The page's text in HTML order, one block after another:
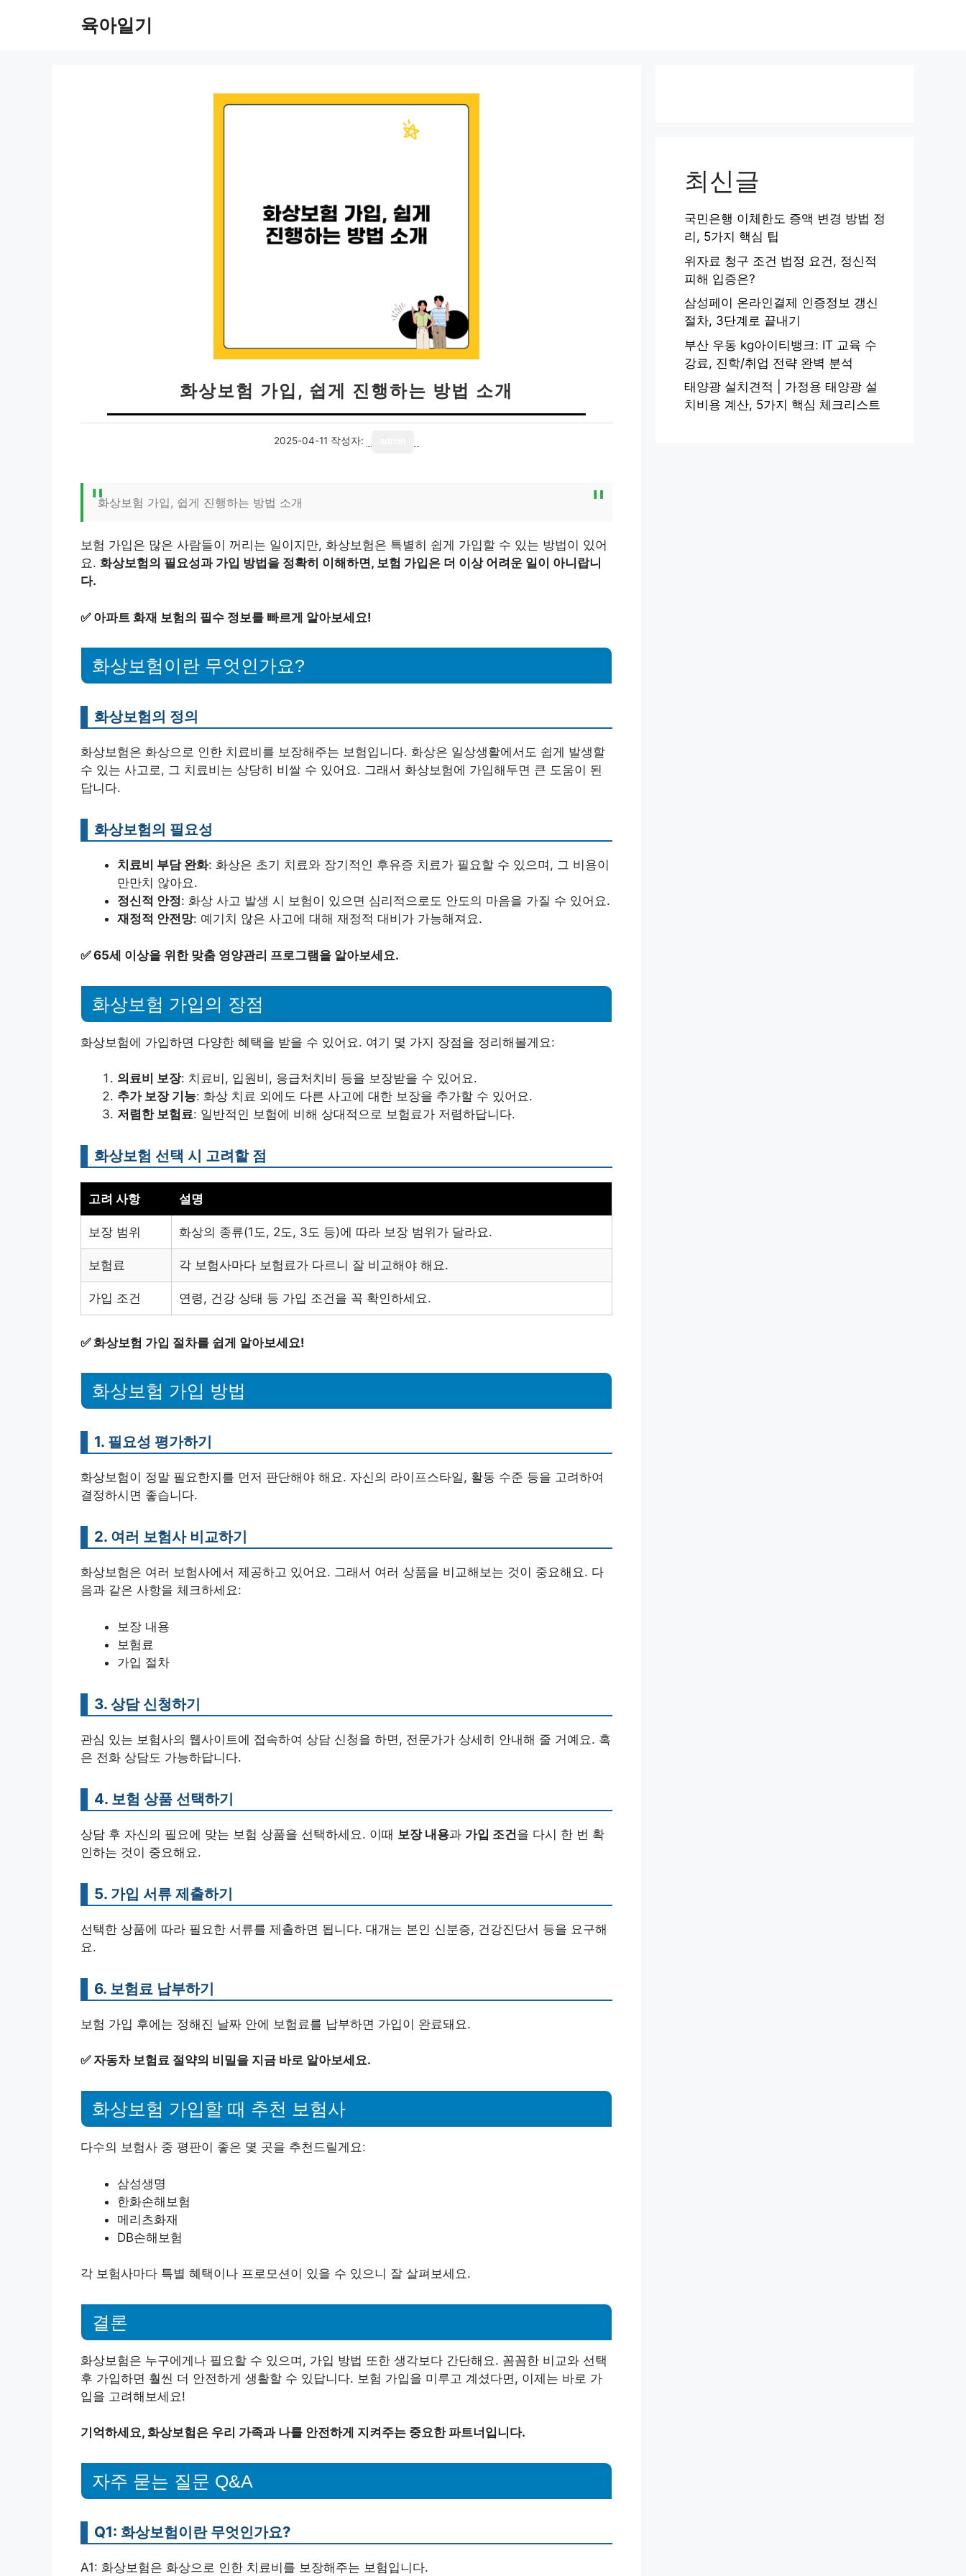
육아일기
화상보험 가입, 쉽게 진행하는 방법 소개
2025-04-11 작성자:
화상보험 가입, 쉽게 진행하는 방법 소개
보험 가입은 많은 사람들이 꺼리는 일이지만, 화상보험은 특별히 쉽게 가입할 수 있는 방법이 있어
요. 화상보험의 필요성과 가입 방법을 정확히 이해하면, 보험 가입은 더 이상 어려운 일이 아니랍니
다.
✅ 아파트 화재 보험의 필수 정보를 빠르게 알아보세요!
화상보험이란 무엇인가요?
화상보험의 정의
화상보험은 화상으로 인한 치료비를 보장해주는 보험입니다. 화상은 일상생활에서도 쉽게 발생할
수 있는 사고로, 그 치료비는 상당히 비쌀 수 있어요. 그래서 화상보험에 가입해두면 큰 도움이 된
답니다.
화상보험의 필요성
치료비 부담 완화: 화상은 초기 치료와 장기적인 후유증 치료가 필요할 수 있으며, 그 비용이
만만치 않아요.
정신적 안정: 화상 사고 발생 시 보험이 있으면 심리적으로도 안도의 마음을 가질 수 있어요.
재정적 안전망: 예기치 않은 사고에 대해 재정적 대비가 가능해져요.
✅65세 이상을 위한 맞춤 영양관리 프로그램을 알아보세요.
화상보험 가입의 장점
화상보험에 가입하면 다양한 혜택을 받을 수 있어요. 여기 몇 가지 장점을 정리해볼게요:
의료비 보장: 치료비, 입원비, 응급처치비 등을 보장받을 수 있어요.
추가 보장 기능: 화상 치료 외에도 다른 사고에 대한 보장을 추가할 수 있어요.
저렴한 보험료: 일반적인 보험에 비해 상대적으로 보험료가 저렴하답니다.
화상보험 선택 시 고려할 점
고려 사항 설명
보장 범위 화상의 종류(1도, 2도, 3도 등)에 따라 보장 범위가 달라요.
보험료 각 보험사마다 보험료가 다르니 잘 비교해야 해요.
가입 조건 연령, 건강 상태 등 가입 조건을 꼭 확인하세요.
✅화상보험 가입 절차를 쉽게 알아보세요!
화상보험 가입 방법
1. 필요성 평가하기
화상보험이 정말 필요한지를 먼저 판단해야 해요. 자신의 라이프스타일, 활동 수준 등을 고려하여
결정하시면 좋습니다.
2. 여러 보험사 비교하기
화상보험은 여러 보험사에서 제공하고 있어요. 그래서 여러 상품을 비교해보는 것이 중요해요. 다
음과 같은 사항을 체크하세요:
보장 내용
보험료
가입 절차
3. 상담 신청하기
관심 있는 보험사의 웹사이트에 접속하여 상담 신청을 하면, 전문가가 상세히 안내해 줄 거예요. 혹
은 전화 상담도 가능하답니다.
4. 보험 상품 선택하기
상담 후 자신의 필요에 맞는 보험 상품을 선택하세요. 이때 보장 내용과 가입 조건을 다시 한 번 확
인하는 것이 중요해요.
5. 가입 서류 제출하기
선택한 상품에 따라 필요한 서류를 제출하면 됩니다. 대개는 본인 신분증, 건강진단서 등을 요구해
요.
6. 보험료 납부하기
보험 가입 후에는 정해진 날짜 안에 보험료를 납부하면 가입이 완료돼요.
✅ 자동차 보험료 절약의 비밀을 지금 바로 알아보세요.
화상보험 가입할 때 추천 보험사
다수의 보험사 중 평판이 좋은 몇 곳을 추천드릴게요:
삼성생명
한화손해보험
메리츠화재
DB손해보험
각 보험사마다 특별 혜택이나 프로모션이 있을 수 있으니 잘 살펴보세요.
결론
화상보험은 누구에게나 필요할 수 있으며, 가입 방법 또한 생각보다 간단해요. 꼼꼼한 비교와 선택
후 가입하면 훨씬 더 안전하게 생활할 수 있답니다. 보험 가입을 미루고 계셨다면, 이제는 바로 가
입을 고려해보세요!
기억하세요, 화상보험은 우리 가족과 나를 안전하게 지켜주는 중요한 파트너입니다.
자주 묻는 질문 Q&A
Q1: 화상보험이란 무엇인가요?
A1: 화상보험은 화상으로 인한 치료비를 보장해주는 보험입니다.
최신글
국민은행 이체한도 증액 변경 방법 정
리, 5가지 핵심 팁
위자료 청구 조건 법정 요건, 정신적
피해 입증은?
삼성페이 온라인결제 인증정보 갱신
절차, 3단계로 끝내기
부산 우동 kg아이티뱅크: IT 교육 수
강료, 진학/취업 전략 완벽 분석
태양광 설치견적 | 가정용 태양광 설
치비용 계산, 5가지 핵심 체크리스트